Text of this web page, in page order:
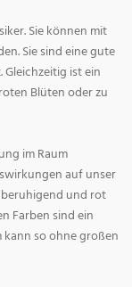
Sie können mit
Sie sind eine gute
ist ein
Blüten oder zu
im Raum
auf unser
und rot
Farben sind ein
kann so ohne großen